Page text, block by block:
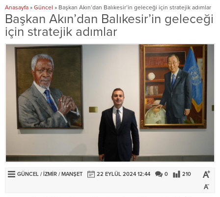
Anasayfa » Güncel » Başkan Akın’dan Balıkesir’in geleceği için stratejik adımlar
Başkan Akın’dan Balıkesir’in geleceği
için stratejik adımlar
GÜNCEL /İZMİR /MANŞET 22 EYLÜL 2024 12:44 0 210